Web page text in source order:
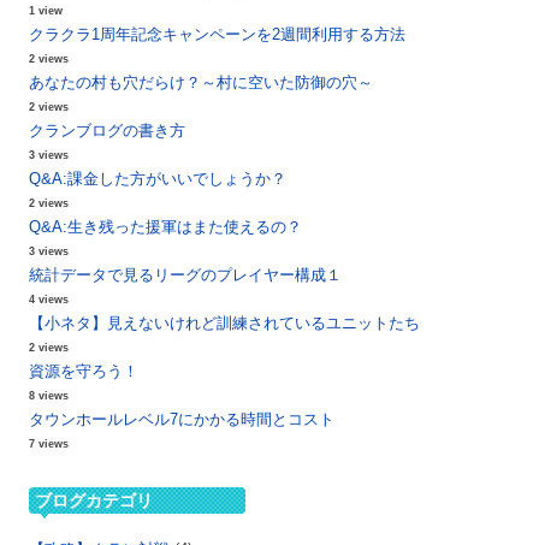
1 view
クラクラ1周年記念キャンペーンを2週間利用する方法
2 views
あなたの村も穴だらけ？～村に空いた防御の穴～
2 views
クランブログの書き方
3 views
Q&A:課金した方がいいでしょうか？
2 views
Q&A:生き残った援軍はまた使えるの？
3 views
統計データで見るリーグのプレイヤー構成１
4 views
【小ネタ】見えないけれど訓練されているユニットたち
2 views
資源を守ろう！
8 views
タウンホールレベル7にかかる時間とコスト
7 views
ブログカテゴリ